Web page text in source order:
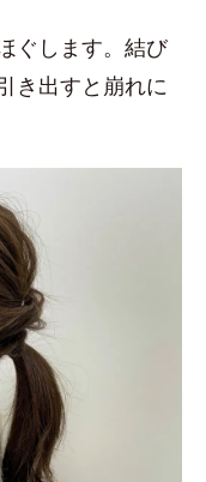
ぐします。結び
き出すと崩れに